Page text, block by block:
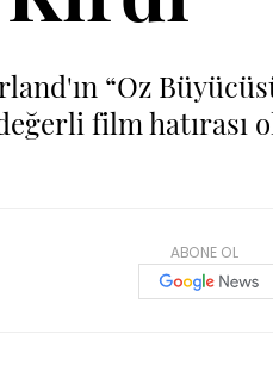
“Oz
film hatırası
ABONE OL